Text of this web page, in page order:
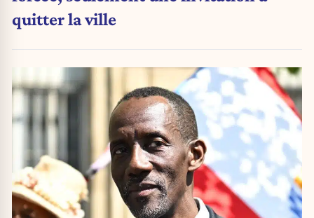
quitter la ville